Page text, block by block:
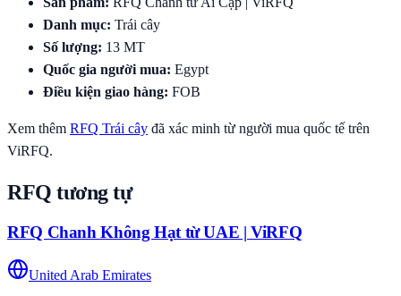
Danh mục: Trái cây
Số lượng: 13 MT
Quốc gia người mua: Egypt
Điều kiện giao hàng: FOB
Xem thêm RFQ Trái cây đã xác minh từ người mua quốc tế trên
ViRFQ.
RFQ tương tự
RFQ Chanh Không Hạt từ UAE | ViRFQ
United Arab Emirates